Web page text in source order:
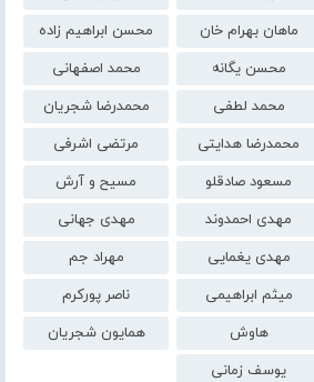
ماهان بهرام خان
محسن ابراهیم زاده
محسن یگانه
محمد اصفهانی
محمد لطفی
محمدرضا شجریان
محمدرضا هدایتی
مرتضی اشرفی
مسعود صادقلو
مسیح و آرش
مهدی احمدوند
مهدی جهانی
مهدی یغمایی
مهراد جم
میثم ابراهیمی
ناصر پورکرم
هاوش
همایون شجریان
یوسف زمانی